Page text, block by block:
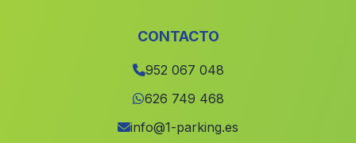
(Malaga)
Cortijo Dehesa de las Yeguas(Malaga)
Mairano del Alcor(Malaga)
Cortijo del Ojuelo (Malaga)
CONTACTO
952 067 048
626 749 468
info@1-parking.es